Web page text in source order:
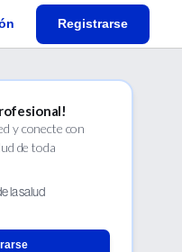
Registrarse
y conecte con
de toda
la salud